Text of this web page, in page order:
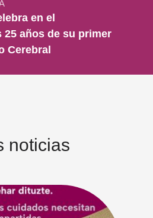
en el
25 años de su primer
Cerebral
noticias